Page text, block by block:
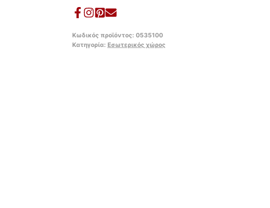
Κωδικός προϊόντος: 0535100
Κατηγορία: Εσωτερικός χώρος